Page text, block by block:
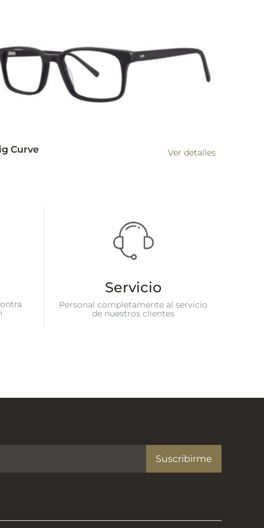
Curve Ver detalles
Servicio
Personal completamente al servicio
de nuestros clientes
Suscribirme